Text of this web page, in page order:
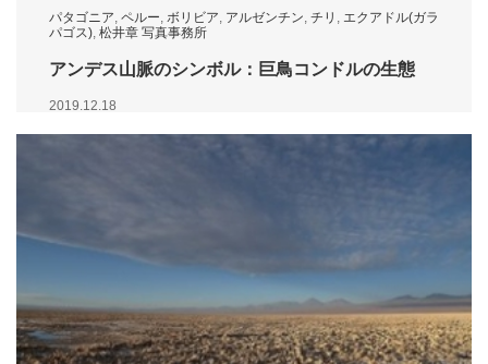
パタゴニア, ペルー, ボリビア, アルゼンチン, チリ , エクアドル(ガラ
パゴス), 松井章 写真事務所
アンデス山脈のシンボル：巨鳥コンドルの生態
2019.12.18